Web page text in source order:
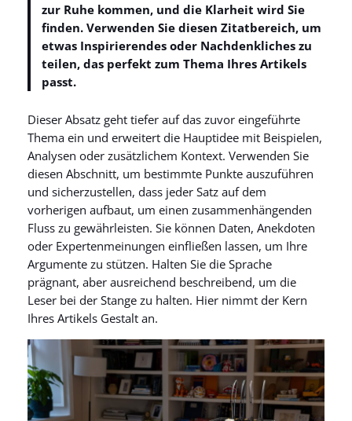
zur Ruhe kommen, und die Klarheit wird Sie
finden. Verwenden Sie diesen Zitatbereich, um
etwas Inspirierendes oder Nachdenkliches zu
teilen, das perfekt zum Thema Ihres Artikels
passt.
Dieser Absatz geht tiefer auf das zuvor eingeführte
Thema ein und erweitert die Hauptidee mit Beispielen,
Analysen oder zusätzlichem Kontext. Verwenden Sie
diesen Abschnitt, um bestimmte Punkte auszuführen
und sicherzustellen, dass jeder Satz auf dem
vorherigen aufbaut, um einen zusammenhängenden
Fluss zu gewährleisten. Sie können Daten, Anekdoten
oder Expertenmeinungen einfließen lassen, um Ihre
Argumente zu stützen. Halten Sie die Sprache
prägnant, aber ausreichend beschreibend, um die
Leser bei der Stange zu halten. Hier nimmt der Kern
Ihres Artikels Gestalt an.